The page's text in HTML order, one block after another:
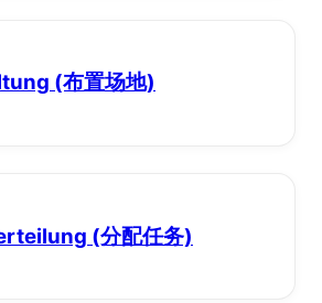
(布置场地)
(分配任务)